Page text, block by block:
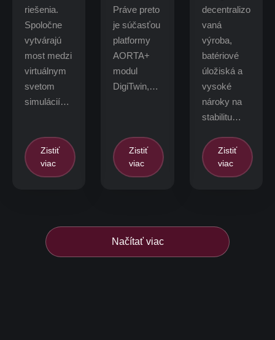
riešenia.
Spoločne
vytvárajú
most medzi
virtuálnym
svetom
simulácií…
Zistiť
viac
Práve preto
je súčasťou
platformy
AORTA+
modul
DigiTwin,…
Zistiť
viac
decentralizo
vaná
výroba,
batériové
úložiská a
vysoké
nároky na
stabilitu…
Zistiť
viac
Načítať viac